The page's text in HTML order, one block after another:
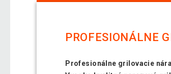
PROFESIONÁLNE
Profesionálne grilovacie